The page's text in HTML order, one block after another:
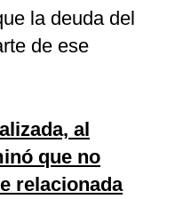
la deuda del
de ese
al
que no
relacionada